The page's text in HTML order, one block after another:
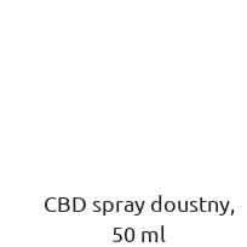
CBD spray doustny,
50 ml